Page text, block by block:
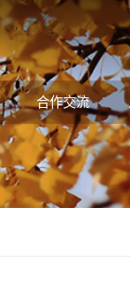
合作交流